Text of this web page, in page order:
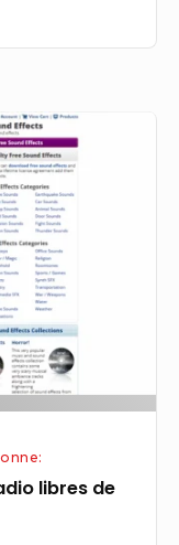
libres de